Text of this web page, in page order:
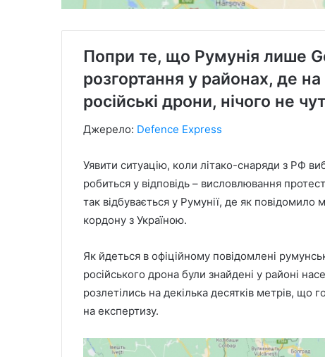
Попри те, що Румунія лише
розгортання у районах, де
російські дрони, нічого не
Джерело: Defence Express
Уявити ситуацію, коли літако-снаряди з РФ
робиться у відповідь – висловлювання
так відбувається у Румунії, де як
кордону з Україною.
Як йдеться в офіційному повідомлені
російського дрона були знайдені у районі
розлетілись на декілька десятків метрів, що
на експертизу.